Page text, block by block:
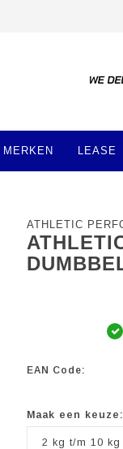
MERKEN LEASE
ATHLETIC
EAN Code:
Maak een keuze:
2 kg t/m 10